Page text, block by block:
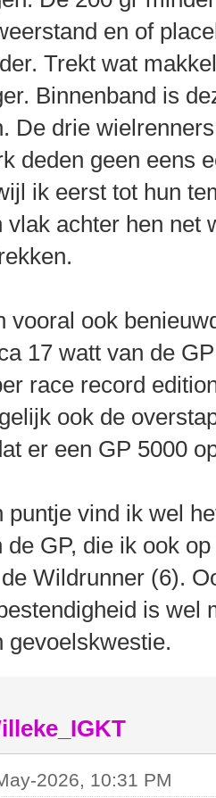
en of
Trekt wat
Binnenband is
De drie
deden geen eens
ik eerst tot hun
vlak achter hen net
vooral ook
17 watt van de
race record
ook de
er een GP 5000
puntje vind ik wel
de GP, die ik ook
Wildrunner (6).
is wel
gevoelskwestie.
2026, 10:31 PM